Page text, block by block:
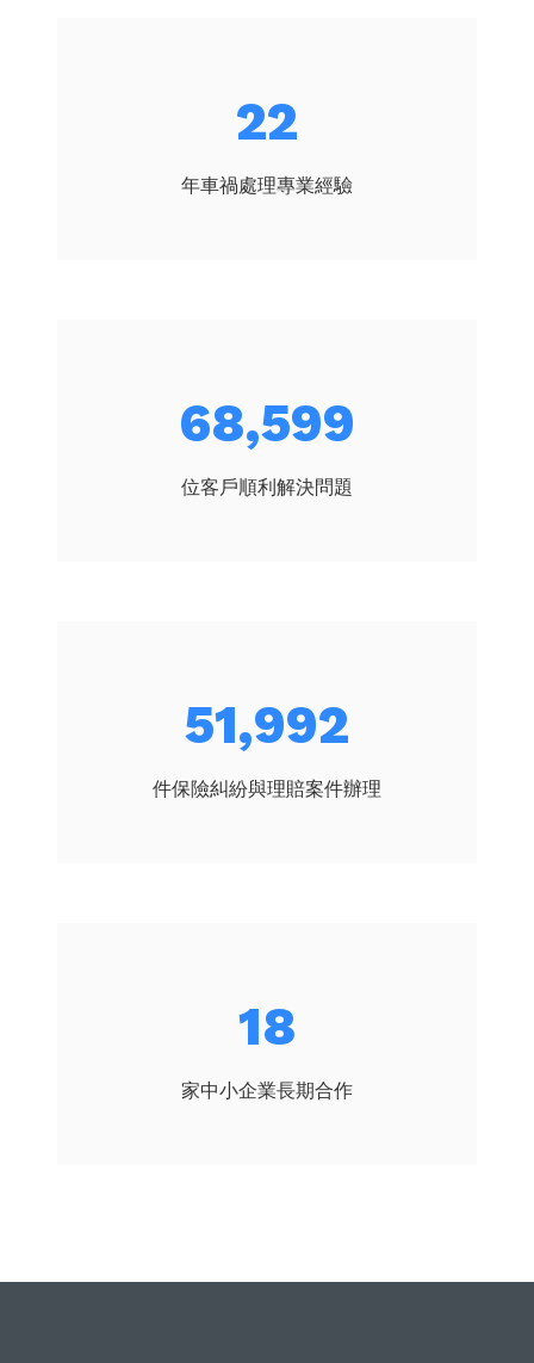
24
年車禍處理專業經驗
73,353
位客戶順利解決問題
55,595
件保險糾紛與理賠案件辦理
20
家中小企業長期合作